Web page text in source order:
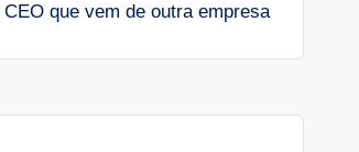
que vem de outra empresa